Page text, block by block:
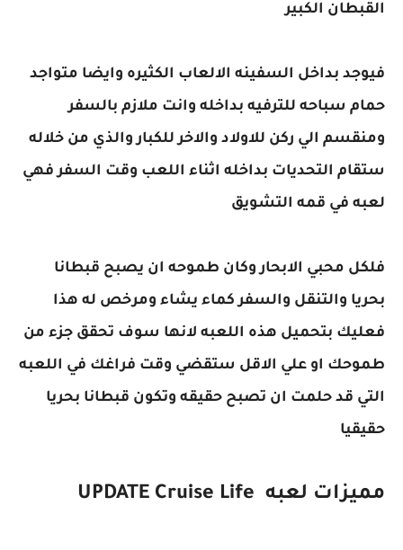
القبطان الكبير
فيوجد بداخل السفينه الالعاب الكثيره وايضا متواجد
حمام سباحه للترفيه بداخله وانت ملازم بالسفر
ومنقسم الي ركن للاولاد والاخر للكبار والذي من خلاله
ستقام التحديات بداخله اثناء اللعب وقت السفر فهي
لعبه في قمه التشويق
فلكل محبي الابحار وكان طموحه ان يصبح قبطانا
بحريا والتنقل والسفر كماء يشاء ومرخص له هذا
فعليك بتحميل هذه اللعبه لانها سوف تحقق جزء من
طموحك او علي الاقل ستقضي وقت فراغك في اللعبه
التي قد حلمت ان تصبح حقيقه وتكون قبطانا بحريا
حقيقيا
مميزات لعبه UPDATE Cruise Life